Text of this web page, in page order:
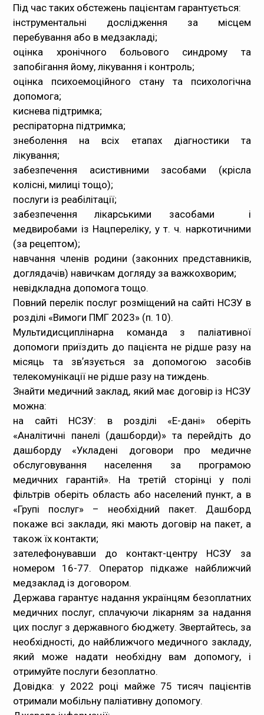
Під час таких обстежень пацієнтам гарантується:
інструментальні дослідження за місцем
перебування або в медзакладі;
оцінка хронічного больового синдрому та
запобігання йому, лікування і контроль;
оцінка психоемоційного стану та психологічна
допомога;
киснева підтримка;
респіраторна підтримка;
знеболення на всіх етапах діагностики та
лікування;
забезпечення асистивними засобами (крісла
колісні, милиці тощо);
послуги із реабілітації;
забезпечення лікарськими засобами і
медвиробами із Нацпереліку, у т. ч. наркотичними
(за рецептом);
навчання членів родини (законних представників,
доглядачів) навичкам догляду за важкохворим;
невідкладна допомога тощо.
Повний перелік послуг розміщений на сайті НСЗУ в
розділі «Вимоги ПМГ 2023» (п. 10).
Мультидисциплінарна команда з паліативної
допомоги приїздить до пацієнта не рідше разу на
місяць та звʼязується за допомогою засобів
телекомунікації не рідше разу на тиждень.
Знайти медичний заклад, який має договір із НСЗУ
можна:
на сайті НСЗУ: в розділі «Е-дані» оберіть
«Аналітичні панелі (дашборди)» та перейдіть до
дашборду «Укладені договори про медичне
обслуговування населення за програмою
медичних гарантій». На третій сторінці у полі
фільтрів оберіть область або населений пункт, а в
«Групі послуг» – необхідний пакет. Дашборд
покаже всі заклади, які мають договір на пакет, а
також їх контакти;
зателефонувавши до контакт-центру НСЗУ за
номером 16-77. Оператор підкаже найближчий
медзаклад із договором.
Держава гарантує надання українцям безоплатних
медичних послуг, сплачуючи лікарням за надання
цих послуг з державного бюджету. Звертайтесь, за
необхідності, до найближчого медичного закладу,
який може надати необхідну вам допомогу, і
отримуйте послуги безоплатно.
Довідка: у 2022 році майже 75 тисяч пацієнтів
отримали мобільну паліативну допомогу.